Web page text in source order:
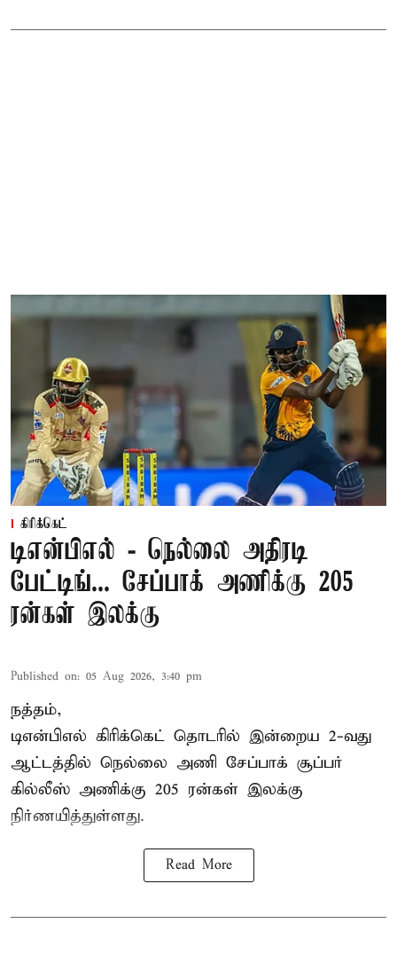
கிரிக்கெட்
டிஎன்பிஎல் - நெல்லை அதிரடி
பேட்டிங்... சேப்பாக் அணிக்கு 205
ரன்கள் இலக்கு
Published on: 05 Aug 2026, 3:40 pm
நத்தம்,
டிஎன்பிஎல் கிரிக்கெட் தொடரில் இன்றைய 2-வது
ஆட்டத்தில் நெல்லை அணி சேப்பாக் சூப்பர்
கில்லீஸ் அணிக்கு 205 ரன்கள் இலக்கு
நிர்ணயித்துள்ளது.
Read More